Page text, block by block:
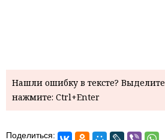
Нашли ошибку в тексте?
нажмите: Ctrl+Enter
Поделиться: